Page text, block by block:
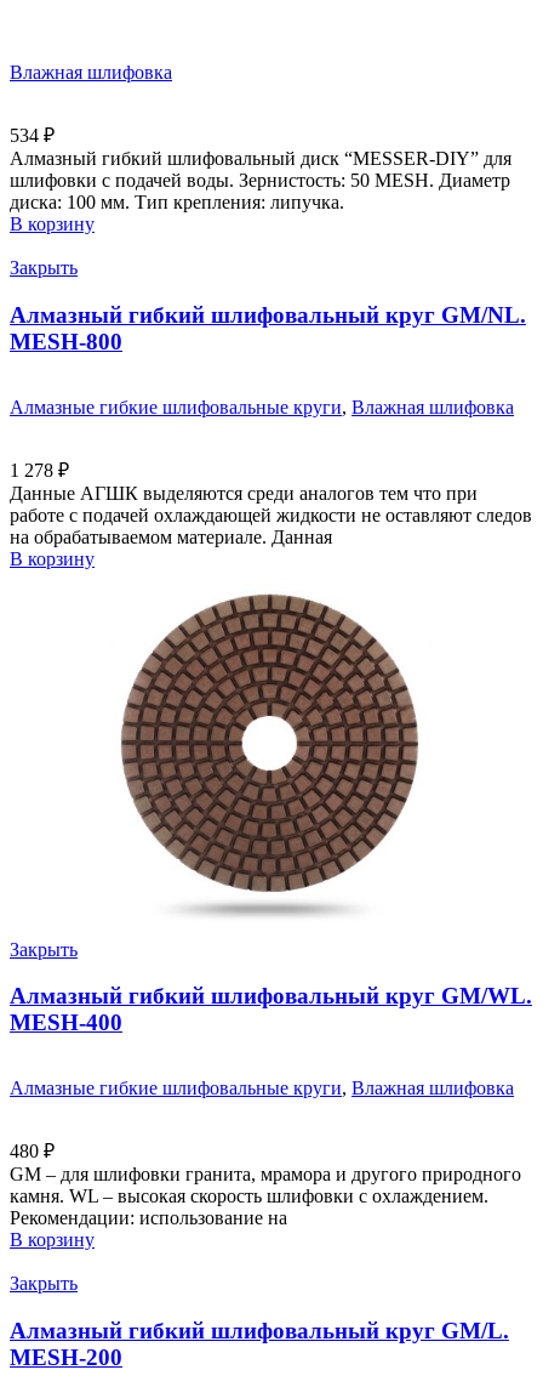
Влажная шлифовка
534 ₽
Алмазный гибкий шлифовальный диск “MESSER-DIY” для
шлифовки с подачей воды. Зернистость: 50 MESH. Диаметр
диска: 100 мм. Тип крепления: липучка.
В корзину
Закрыть
Алмазный гибкий шлифовальный круг GM/NL.
MESH-800
Алмазные гибкие шлифовальные круги, Влажная шлифовка
1 278 ₽
Данные АГШК выделяются среди аналогов тем что при
работе с подачей охлаждающей жидкости не оставляют следов
на обрабатываемом материале. Данная
В корзину
Закрыть
Алмазный гибкий шлифовальный круг GM/WL.
MESH-400
Алмазные гибкие шлифовальные круги, Влажная шлифовка
480 ₽
GM – для шлифовки гранита, мрамора и другого природного
камня. WL – высокая скорость шлифовки с охлаждением.
Рекомендации: использование на
В корзину
Закрыть
Алмазный гибкий шлифовальный круг GM/L.
MESH-200